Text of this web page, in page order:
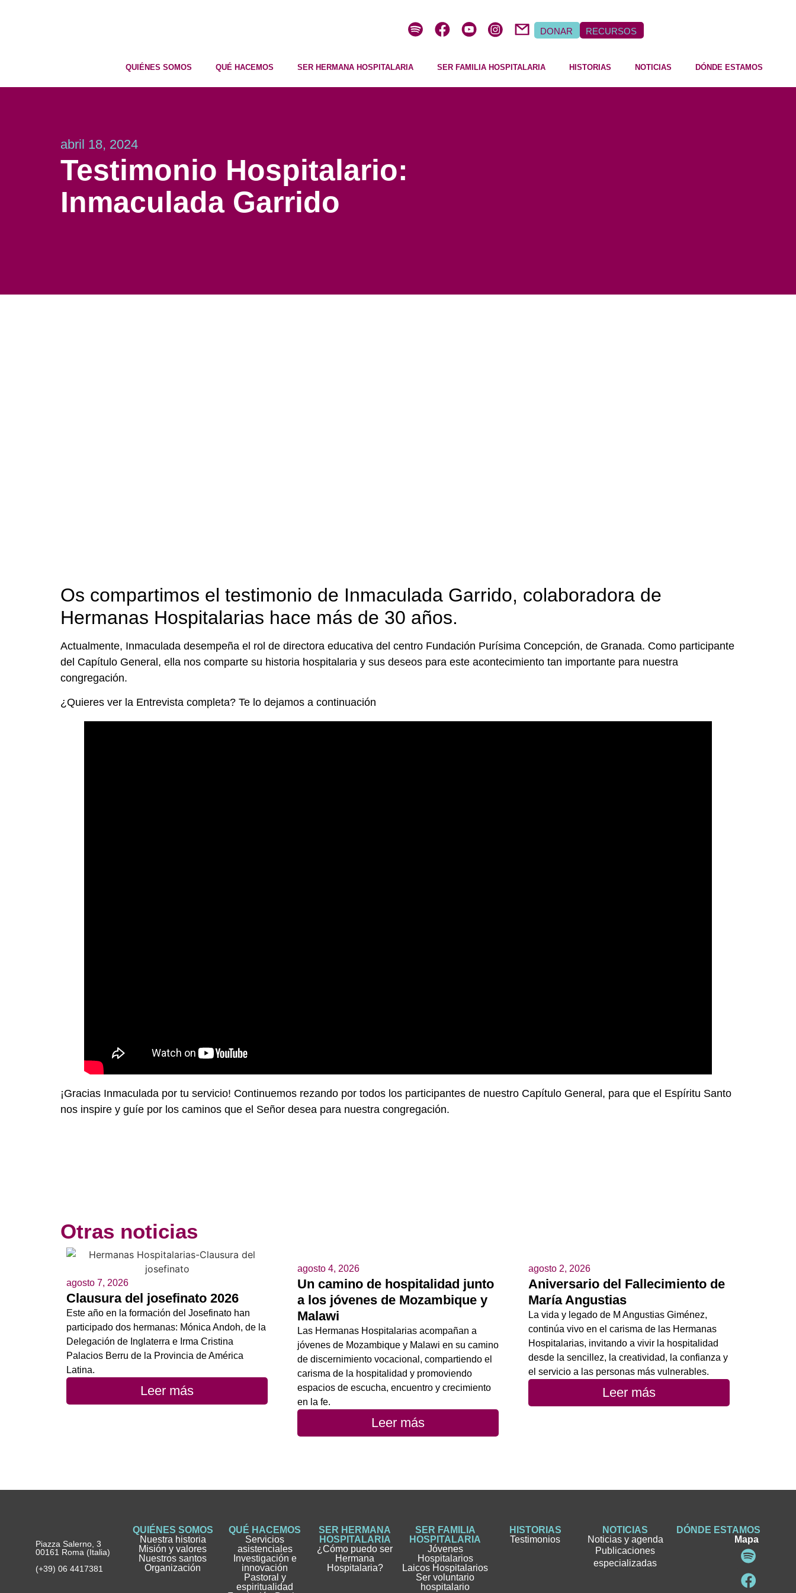
DONAR RECURSOS
QUIÉNES SOMOS QUÉ HACEMOS SER HERMANA HOSPITALARIA SER FAMILIA HOSPITALARIA HISTORIAS NOTICIAS DÓNDE ESTAMOS
abril 18, 2024
Testimonio Hospitalario:
Inmaculada Garrido
Os compartimos el testimonio de Inmaculada Garrido, colaboradora de
Hermanas Hospitalarias hace más de 30 años.
Actualmente, Inmaculada desempeña el rol de directora educativa del centro Fundación Purísima Concepción, de Granada. Como participante
del Capítulo General, ella nos comparte su historia hospitalaria y sus deseos para este acontecimiento tan importante para nuestra
congregación.
¿Quieres ver la Entrevista completa? Te lo dejamos a continuación
¡Gracias Inmaculada por tu servicio! Continuemos rezando por todos los participantes de nuestro Capítulo General, para que el Espíritu Santo
nos inspire y guíe por los caminos que el Señor desea para nuestra congregación.
Otras noticias
agosto 7, 2026
Clausura del josefinato 2026
Este año en la formación del Josefinato han
participado dos hermanas: Mónica Andoh, de la
Delegación de Inglaterra e Irma Cristina
Palacios Berru de la Provincia de América
Latina.
Leer más
agosto 4, 2026
Un camino de hospitalidad junto
a los jóvenes de Mozambique y
Malawi
Las Hermanas Hospitalarias acompañan a
jóvenes de Mozambique y Malawi en su camino
de discernimiento vocacional, compartiendo el
carisma de la hospitalidad y promoviendo
espacios de escucha, encuentro y crecimiento
en la fe.
Leer más
agosto 2, 2026
Aniversario del Fallecimiento de
María Angustias
La vida y legado de M Angustias Giménez,
continúa vivo en el carisma de las Hermanas
Hospitalarias, invitando a vivir la hospitalidad
desde la sencillez, la creatividad, la confianza y
el servicio a las personas más vulnerables.
Leer más
Piazza Salerno, 3
00161 Roma (Italia)
(+39) 06 4417381
QUIÉNES SOMOS
Nuestra historia
Misión y valores
Nuestros santos
Organización
QUÉ HACEMOS
Servicios
asistenciales
Investigación e
innovación
Pastoral y
espiritualidad
SER HERMANA
HOSPITALARIA
¿Cómo puedo ser
Hermana
Hospitalaria?
SER FAMILIA
HOSPITALARIA
Jóvenes
Hospitalarios
Laicos Hospitalarios
Ser voluntario
hospitalario
HISTORIAS
Testimonios
NOTICIAS
Noticias y agenda
Publicaciones
especializadas
DÓNDE ESTAMOS
Mapa